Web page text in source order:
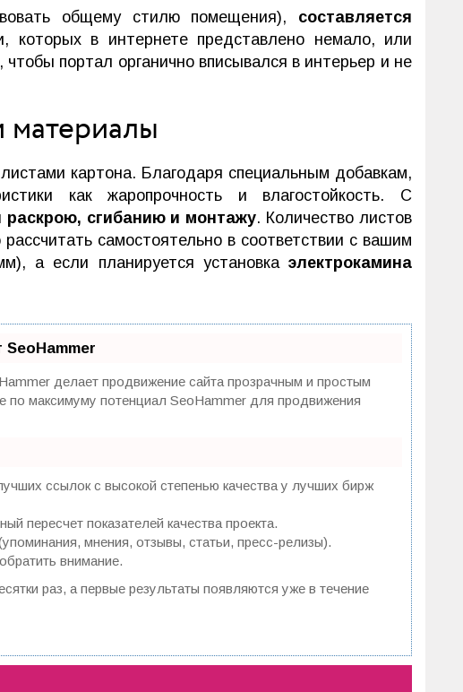
общему стилю помещения), составляется
которых в интернете представлено немало, или
портал органично вписывался в интерьер и не
картона. Благодаря специальным добавкам,
как жаропрочность и влагостойкость. С
раскрою, сгибанию и монтажу. Количество листов
самостоятельно в соответствии с вашим
а если планируется установка электрокамина
делает продвижение сайта прозрачным и простым
по максимуму потенциал SeoHammer для продвижения
ссылок с высокой степенью качества у лучших бирж
пересчет показателей качества проекта.
мнения, отзывы, статьи, пресс-релизы).
внимание.
раз, а первые результаты появляются уже в течение